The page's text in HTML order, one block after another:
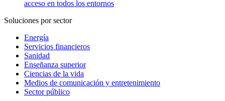
acceso en todos los entornos
Soluciones por sector
Energía
Servicios financieros
Sanidad
Enseñanza superior
Ciencias de la vida
Medios de comunicación y entretenimiento
Sector público